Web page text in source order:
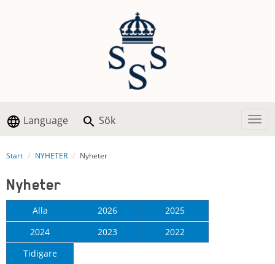
Language Sök
Start NYHETER Nyheter
Nyheter
Alla 2026
2025
2024
2023
2022
Tidigare